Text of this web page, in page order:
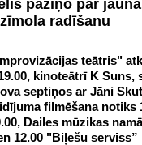
paziņo par jauna
radīšanu
teātris"
kinoteātrī K Suns,
septiņos ar Jāni
filmēšana notiks
Dailes mūzikas
12.00 "Biļešu serviss”